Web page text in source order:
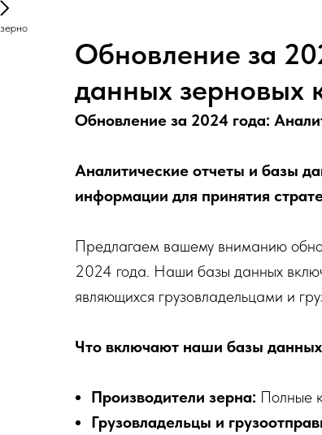
зерно
Обновление за
данных зерновых
Обновление за 2024 года:
Аналитические отчеты и базы
информации для принятия
Предлагаем вашему вниманию
2024 года. Наши базы данных
являющихся грузовладельцами и
Что включают наши базы
Производители зерна: Полные
Грузовладельцы и